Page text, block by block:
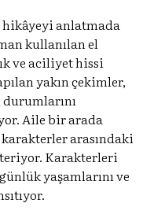
hikâyeyi anlatmada
kullanılan el
ve aciliyet hissi
yakın çekimler,
Aile bir arada
arasındaki
Karakterleri
yaşamlarını ve